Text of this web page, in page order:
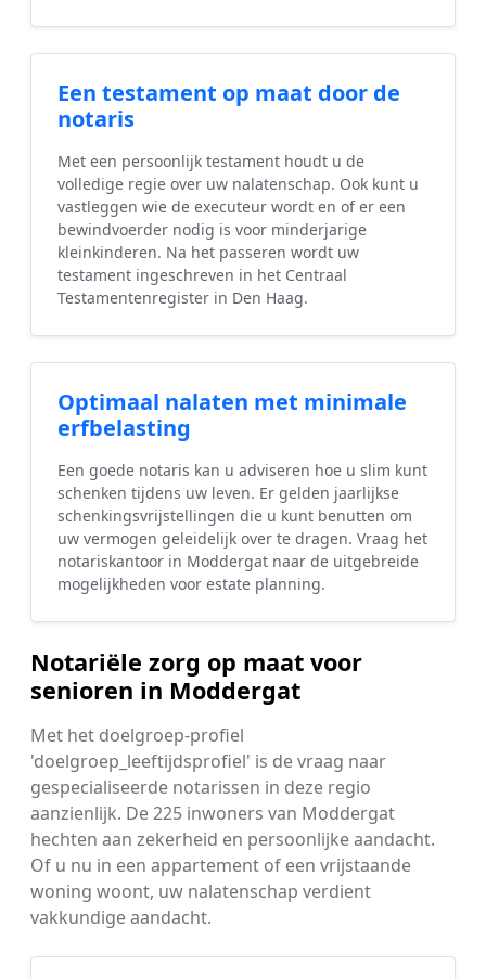
Een testament op maat door de
notaris
Met een persoonlijk testament houdt u de
volledige regie over uw nalatenschap. Ook kunt u
vastleggen wie de executeur wordt en of er een
bewindvoerder nodig is voor minderjarige
kleinkinderen. Na het passeren wordt uw
testament ingeschreven in het Centraal
Testamentenregister in Den Haag.
Optimaal nalaten met minimale
erfbelasting
Een goede notaris kan u adviseren hoe u slim kunt
schenken tijdens uw leven. Er gelden jaarlijkse
schenkingsvrijstellingen die u kunt benutten om
uw vermogen geleidelijk over te dragen. Vraag het
notariskantoor in Moddergat naar de uitgebreide
mogelijkheden voor estate planning.
Notariële zorg op maat voor
senioren in Moddergat
Met het doelgroep-profiel
'doelgroep_leeftijdsprofiel' is de vraag naar
gespecialiseerde notarissen in deze regio
aanzienlijk. De 225 inwoners van Moddergat
hechten aan zekerheid en persoonlijke aandacht.
Of u nu in een appartement of een vrijstaande
woning woont, uw nalatenschap verdient
vakkundige aandacht.